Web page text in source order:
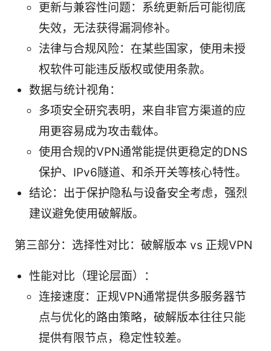
更新与兼容性问题：系统更新后可能彻底
失效，无法获得漏洞修补。
法律与合规风险：在某些国家，使用未授
权软件可能违反版权或使用条款。
数据与统计视角：
多项安全研究表明，来自非官方渠道的应
用更容易成为攻击载体。
使用合规的VPN通常能提供更稳定的DNS
保护、IPv6隧道、和杀开关等核心特性。
结论：出于保护隐私与设备安全考虑，强烈
建议避免使用破解版。
第三部分：选择性对比：破解版本 vs 正规VPN
性能对比（理论层面）：
连接速度：正规VPN通常提供多服务器节
点与优化的路由策略，破解版本往往只能
提供有限节点，稳定性较差。